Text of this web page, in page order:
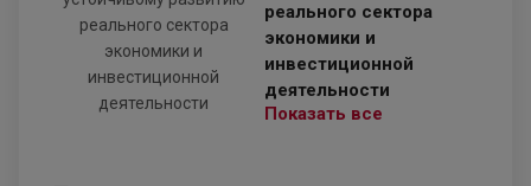
реального сектора
экономики и
инвестиционной
деятельности
Показать все